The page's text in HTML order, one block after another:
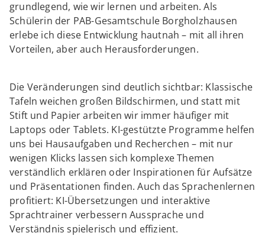
grundlegend, wie wir lernen und arbeiten. Als
Schülerin der PAB-Gesamtschule Borgholzhausen
erlebe ich diese Entwicklung hautnah – mit all ihren
Vorteilen, aber auch Herausforderungen.
Die Veränderungen sind deutlich sichtbar: Klassische
Tafeln weichen großen Bildschirmen, und statt mit
Stift und Papier arbeiten wir immer häufiger mit
Laptops oder Tablets. KI-gestützte Programme helfen
uns bei Hausaufgaben und Recherchen – mit nur
wenigen Klicks lassen sich komplexe Themen
verständlich erklären oder Inspirationen für Aufsätze
und Präsentationen finden. Auch das Sprachenlernen
profitiert: KI-Übersetzungen und interaktive
Sprachtrainer verbessern Aussprache und
Verständnis spielerisch und effizient.